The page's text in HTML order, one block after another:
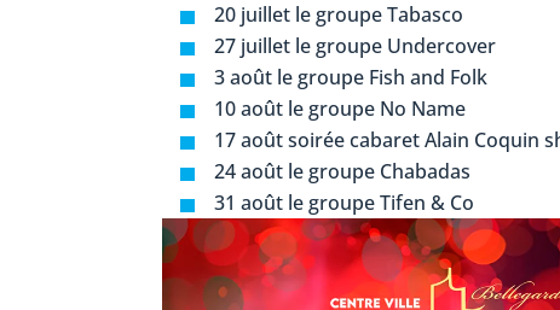
20 juillet le groupe Tabasco
27 juillet le groupe Undercover
3 août le groupe Fish and Folk
10 août le groupe No Name
17 août soirée cabaret Alain Coquin
24 août le groupe Chabadas
31 août le groupe Tifen & Co